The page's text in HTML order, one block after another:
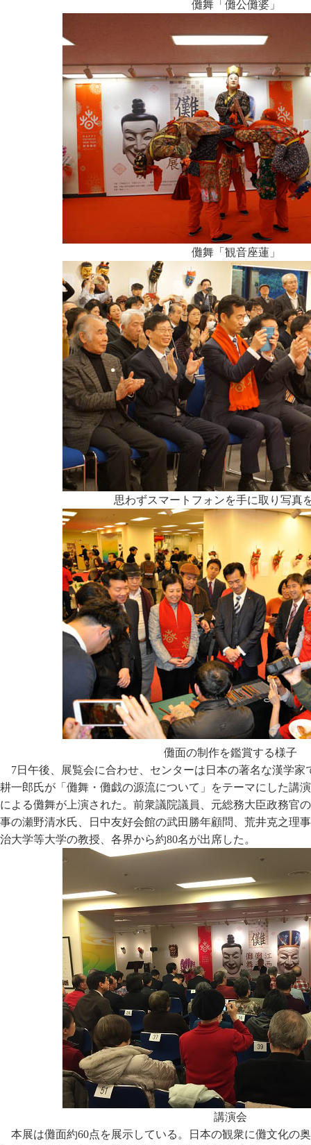
儺舞「儺公儺婆」
儺舞「観音座蓮」
思わずスマートフォンを手に取り写真
儺面の制作を鑑賞する様子
7日午後、展覧会に合わせ、センターは日本の著名な漢学
耕一郎氏が「儺舞・儺戯の源流について」をテーマにした講
による儺舞が上演された。前衆議院議員、元総務大臣政務官
事の瀬野清水氏、日中友好会館の武田勝年顧問、荒井克之理
治大学等大学の教授、各界から約80名が出席した。
講演会
本展は儺面約60点を展示している。日本の観衆に儺文化の